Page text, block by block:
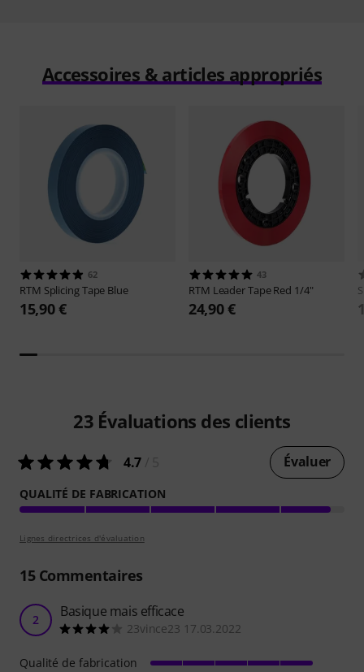
Accessoires & articles appropriés
62
RTM Splicing Tape Blue
15,90 €
43
RTM Leader Tape Red 1/4"
24,90 €
23 Évaluations des clients
4.7 Évaluer
QUALITÉ DE FABRICATION
Lignes directrices d'évaluation
15Commentaires
2 Basique mais efficace
23vince23 17.03.2022
Qualité de fabrication